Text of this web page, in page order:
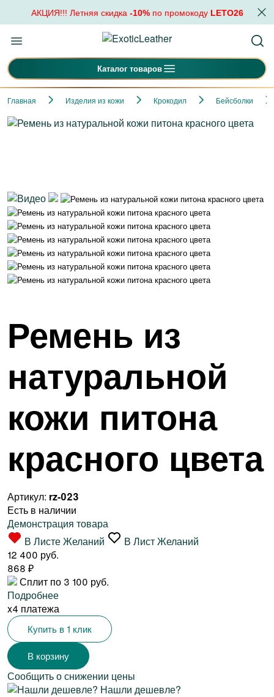
АКЦИЯ!!! Летняя скидка -10%по промокоду LETO26
Каталог товаров
Главная Изделия из кожи Крокодил Бейсболки
Ремень из
натуральной
кожи питона
красного цвета
Артикул: rz-023
Есть в наличии
Демонстрация товара
В Листе Желаний
В Лист Желаний
12 400 руб.
868 ₽
Сплит по 3 100 руб.
Подробнее
x4 платежа
Купить в 1 клик
Сообщить о снижении цены
Нашли дешевле?